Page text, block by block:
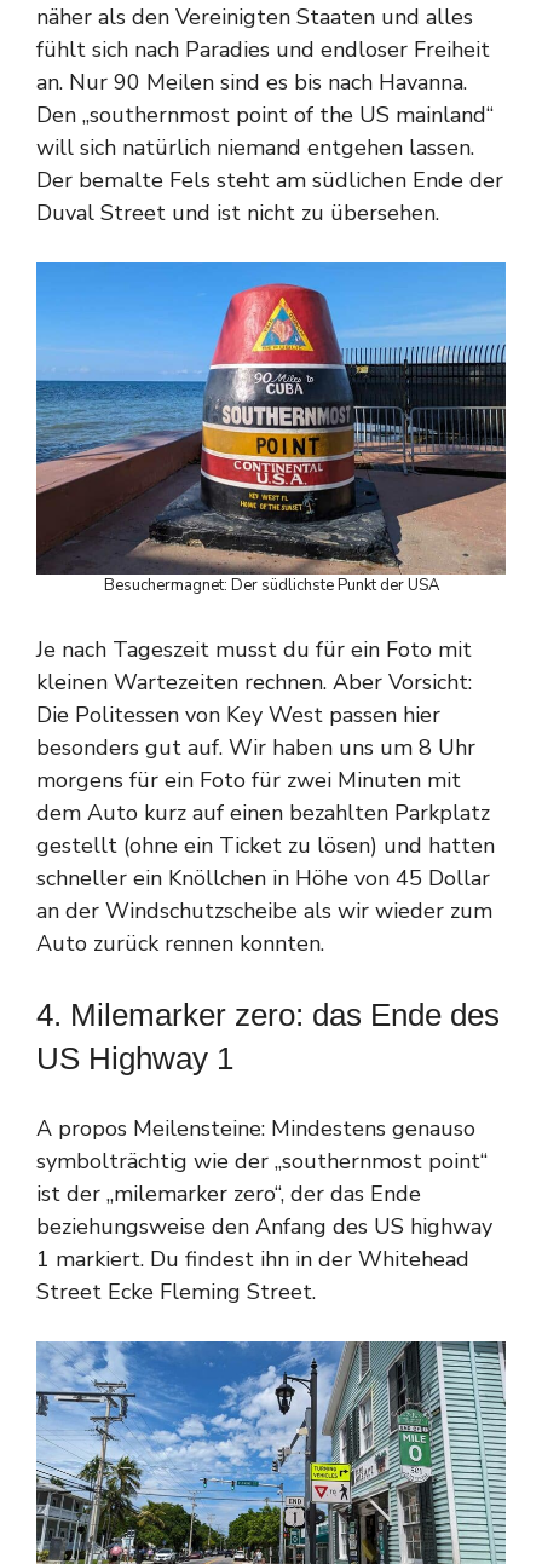
näher als den Vereinigten Staaten und alles
fühlt sich nach Paradies und endloser Freiheit
an. Nur 90 Meilen sind es bis nach Havanna.
Den „southernmost point of the US mainland“
will sich natürlich niemand entgehen lassen.
Der bemalte Fels steht am südlichen Ende der
Duval Street und ist nicht zu übersehen.
Besuchermagnet: Der südlichste Punkt der USA
Je nach Tageszeit musst du für ein Foto mit
kleinen Wartezeiten rechnen. Aber Vorsicht:
Die Politessen von Key West passen hier
besonders gut auf. Wir haben uns um 8 Uhr
morgens für ein Foto für zwei Minuten mit
dem Auto kurz auf einen bezahlten Parkplatz
gestellt (ohne ein Ticket zu lösen) und hatten
schneller ein Knöllchen in Höhe von 45 Dollar
an der Windschutzscheibe als wir wieder zum
Auto zurück rennen konnten.
4. Milemarker zero: das Ende des
US Highway 1
A propos Meilensteine: Mindestens genauso
symbolträchtig wie der „southernmost point“
ist der „milemarker zero“, der das Ende
beziehungsweise den Anfang des US highway
1 markiert. Du findest ihn in der Whitehead
Street Ecke Fleming Street.